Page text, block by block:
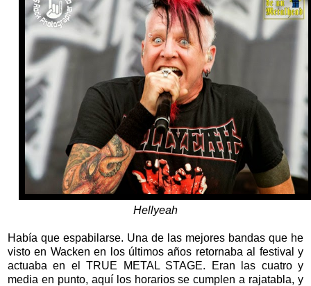
Hellyeah
Había que espabilarse. Una de las mejores bandas que he
visto en Wacken en los últimos años retornaba al festival y
actuaba en el TRUE METAL STAGE. Eran las cuatro y
media en punto, aquí los horarios se cumplen a rajatabla, y